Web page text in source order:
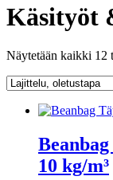
Käsityöt
Näytetään kaikki 12
10 kg/m³